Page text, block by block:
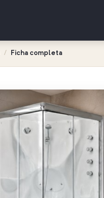
/ Ficha completa